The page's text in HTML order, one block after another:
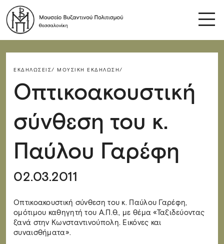
ΕΚΔΗΛΏΣΕΙΣ/ ΜΟΥΣΙΚΉ ΕΚΔΉΛΩΣΗ/
Οπτικοακουστική
σύνθεση του κ.
Παύλου Γαρέφη
02.03.2011
Οπτικοακουστική σύνθεση του κ. Παύλου Γαρέφη,
ομότιμου καθηγητή του Α.Π.Θ., με θέμα «Ταξιδεύοντας
ξανά στην Κωνσταντινούπολη. Εικόνες και
συναισθήματα».